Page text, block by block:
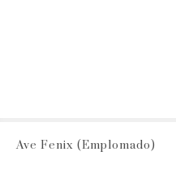
Ave Fenix (Emplomado)